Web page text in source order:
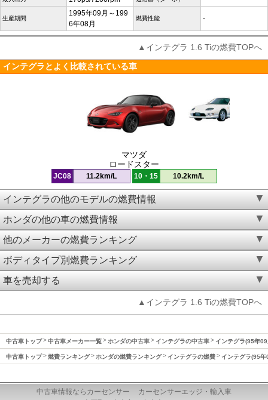
生産期間
1995年09月～199
6年08月
燃費性能 -
▲インテグラ 1.6 Tiの燃費TOPへ
インテグラとよく比較されている車
マツダ
ロードスター
JC08 11.2km/L 10・15 10.2km/L
インテグラの他のモデルの燃費情報
ホンダの他の車の燃費情報
他のメーカーの燃費ランキング
ボディタイプ別燃費ランキング
車を売却する
▲インテグラ 1.6 Tiの燃費TOPへ
中古車トップ 中古車メーカー一覧 ホンダの中古車 インテグラの中古車 インテグラ(95年
中古車トップ 燃費ランキング ホンダの燃費ランキング インテグラの燃費 インテグラ(95
中古車情報ならカーセンサー
カーセンサーエッジ・輸入車